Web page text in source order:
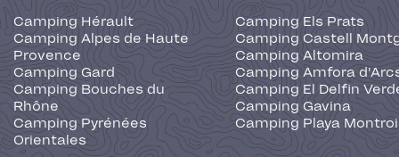
Camping Hérault
Camping Alpes de Haute
Provence
Camping Gard
Camping Bouches du
Rhône
Camping Pyrénées
Orientales
Camping Els Prats
Camping Castell
Camping Altomira
Camping Amfora
Camping El Delfin
Camping Gavina
Camping Playa